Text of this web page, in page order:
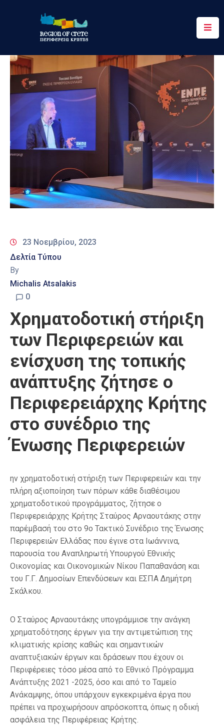
Περιφέρεια
Ενημέρωση
Έργα
&
Δράσεις
Ψηφιακές
Υπηρεσίες
23 Νοεμβρίου, 2023
Δελτία Τύπου
By
Michalis Atsalakis
0
Χρηματοδοτική στήριξη
των Περιφερειών και
ενίσχυση της τοπικής
ανάπτυξης ζήτησε ο
Περιφερειάρχης Κρήτης
στο συνέδριο της
Ένωσης Περιφερειών
ην χρηματοδοτική στήριξη των Περιφερειών και την
πλήρη αξιοποίηση των πόρων κάθε διαθέσιμου
χρηματοδοτικού προγράμματος, ζήτησε ο
Περιφερειάρχης Κρήτης Σταύρος Αρναουτάκης στην
παρέμβασή του στο 9ο Τακτικό Συνέδριο της Ένωσης
Περιφερειών Ελλάδας που έγινε στα Ιωάννινα,
παρουσία του Αναπληρωτή Υπουργού Εθνικής
Οικονομίας και Οικονομικών Νίκου Παπαθανάση και
του Γ.Γ. Δημοσίων Επενδύσεων και ΕΣΠΑ Δημήτρη
Σκάλκου.
Ο Σταύρος Αρναουτάκης υπογράμμισε την ανάγκη
χρηματοδότησης έργων για την αντιμετώπιση της
κλιματικής κρίσης καθώς και σημαντικών
αναπτυξιακών έργων και δράσεων που έχουν οι
Περιφέρειες τόσο μέσα από το Εθνικό Πρόγραμμα
Ανάπτυξης 2021 -2025, όσο και από το Ταμείο
Ανάκαμψης, όπου υπάρχουν εγκεκριμένα έργα που
πρέπει να προχωρήσουν απρόσκοπτα, όπως η οδική
ασφάλεια της Περιφέρειας Κρήτης.